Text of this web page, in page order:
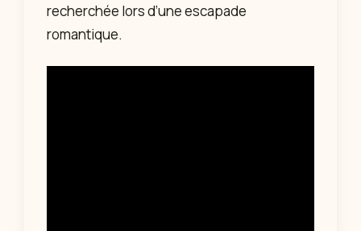
recherchée lors d’une escapade
romantique.